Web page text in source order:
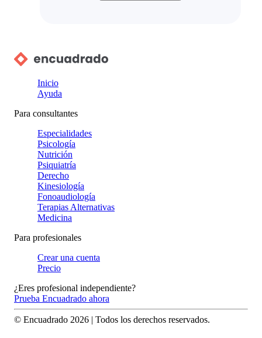
Inicio
Ayuda
Para consultantes
Especialidades
Psicología
Nutrición
Psiquiatría
Derecho
Kinesiología
Fonoaudiología
Terapias Alternativas
Medicina
Para profesionales
Crear una cuenta
Precio
¿Eres profesional independiente?
Prueba Encuadrado ahora
© Encuadrado 2026 | Todos los derechos reservados.